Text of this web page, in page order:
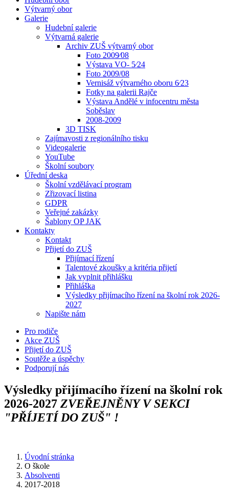
Výtvarný obor
Galerie
Hudební galerie
Výtvarná galerie
Archiv ZUŠ výtvarný obor
Foto 2009⁄08
Výstava VO- 5⁄24
Foto 2009/08
Vernisáž výtvarného oboru 6⁄23
Fotky na galerii Rajče
Výstava Andělé v infocentru města
Soběslav
2008-2009
3D TISK
Zajímavosti z regionálního tisku
Videogalerie
YouTube
Školní soubory
Úřední deska
Školní vzdělávací program
Zřizovací listina
GDPR
Veřejné zakázky
Šablony OP JAK
Kontakty
Kontakt
Přijetí do ZUŠ
Přijímací řízení
Talentové zkoušky a kritéria přijetí
Jak vyplnit přihlášku
Přihláška
Výsledky přijímacího řízení na školní rok 2026-
2027
Napište nám
Pro rodiče
Akce ZUŠ
Přijetí do ZUŠ
Soutěže a úspěchy
Podporují nás
Výsledky přijímacího řízení na školní rok
2026-2027 ZVEŘEJNĚNY V SEKCI
"PŘÍJETÍ DO ZUŠ" !
Úvodní stránka
O škole
Absolventi
2017-2018